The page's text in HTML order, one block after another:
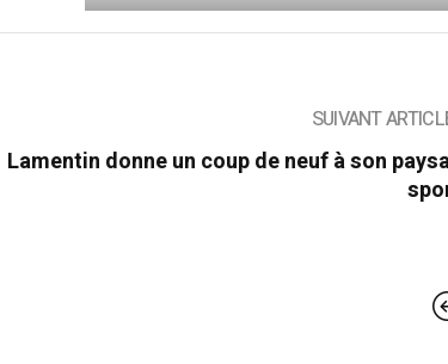
SUIVANT
Lamentin donne un coup de neuf à son